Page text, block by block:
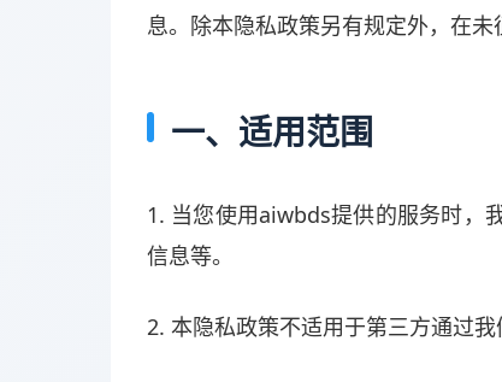
息。除本隐私政策另有规定外，在
一、适用范围
1. 当您使用aiwbds提供的服务时，
信息等。
2. 本隐私政策不适用于第三方通过